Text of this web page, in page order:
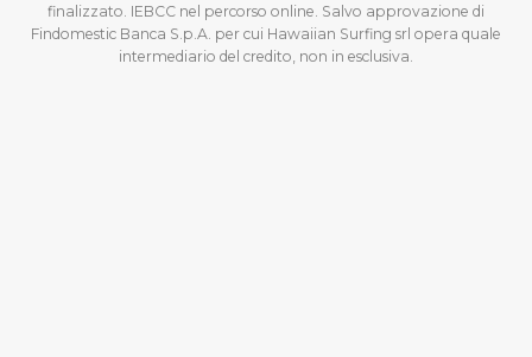
finalizzato. IEBCC nel percorso online. Salvo approvazione di
Findomestic Banca S.p.A. per cui Hawaiian Surfing srl opera quale
intermediario del credito, non in esclusiva.